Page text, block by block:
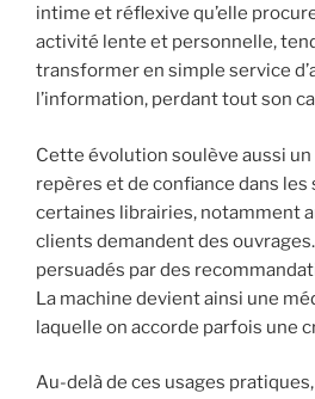
intime et réflexive qu’elle
activité lente et personnelle,
transformer en simple service
l’information, perdant tout son
Cette évolution soulève aussi
repères et de confiance dans les
certaines librairies, notamment
clients demandent des
persuadés par des
La machine devient ainsi une
laquelle on accorde parfois une
Au-delà de ces usages pratiques,